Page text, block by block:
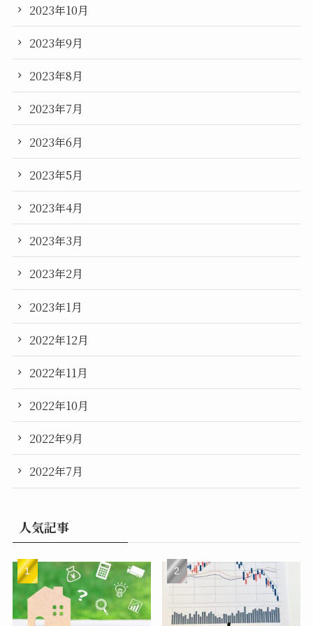
2023年10月
2023年9月
2023年8月
2023年7月
2023年6月
2023年5月
2023年4月
2023年3月
2023年2月
2023年1月
2022年12月
2022年11月
2022年10月
2022年9月
2022年7月
人気記事